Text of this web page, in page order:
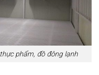
phẩm, đồ đông lạnh